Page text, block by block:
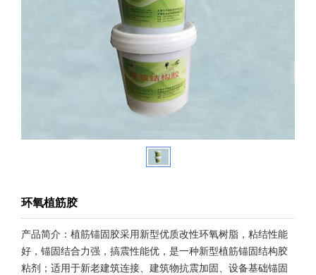
环氧植筋胶
产品简介：植筋锚固胶采用新型优质改性环氧树脂，粘结性能
好，锚固结合力强，搞震性能优，是一种新型植筋锚固结构胶
粘剂；适用于新老建筑连接、建筑物抗震加固、设备基础锚固